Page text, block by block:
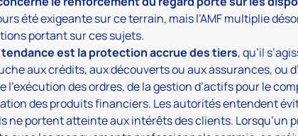
été exigeante sur ce terrain, mais l’AMF multiplie
portant sur ces sujets.
tendance est la protection accrue des tiers, qu’il
aux crédits, aux découverts ou aux assurances, ou
l’exécution des ordres, de la gestion d’actifs pour le
des produits financiers. Les autorités entendent
ne portent atteinte aux intérêts des clients. Lorsqu’un